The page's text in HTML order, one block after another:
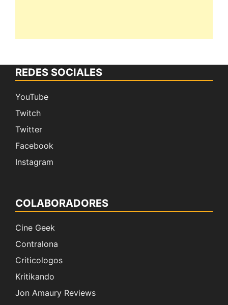
REDES SOCIALES
YouTube
Twitch
Twitter
Facebook
Instagram
COLABORADORES
Cine Geek
Contralona
Criticologos
Kritikando
Jon Amaury Reviews